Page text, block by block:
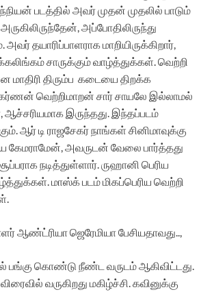
படத்தில் அவர் முதன் முதலில் பாடும்
அப்போதிலிருந்து
தயாரிப்பாளராக மாறியிருக்கிறார்,
சாருக்கும் வாழ்த்துக்கள். வெற்றி
திரும்ப கடையை திறக்க
வெற்றிமாறன் சார் சாயலே இல்லாமல்
இருந்தது. இந்தப்படம்
ஆர் டி ராஜசேகர் நாங்கள் சினிமாவுக்கு
கேமராமேன், அவருடன் வேலை பார்த்தது
நடித்துள்ளார். ருஹானி பெரிய
மாஸ்க் படம் மிகப்பெரிய வெற்றி
ஆண்ட்ரியா ஜெரேமியா பேசியதாவது..,
பங்கு கொண்டு நீண்ட வருடம் ஆகிவிட்டது.
வருகிறது மகிழ்ச்சி. கவினுக்கு